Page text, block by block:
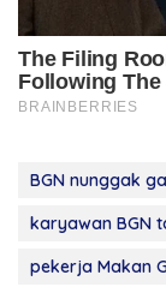
BGN nunggak
karyawan BGN
pekerja Makan